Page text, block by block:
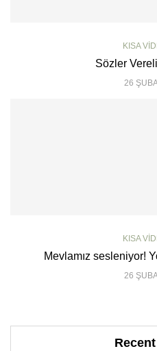
KISA
Sözler
26
KISA
Mevlamız sesleniyor!
26